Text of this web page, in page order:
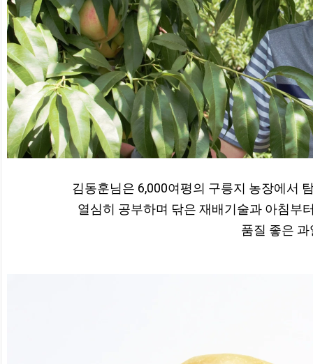
김동훈님은 6,000여평의 구릉지 농장에서
열심히 공부하며 닦은 재배기술과 아침부
품질 좋은